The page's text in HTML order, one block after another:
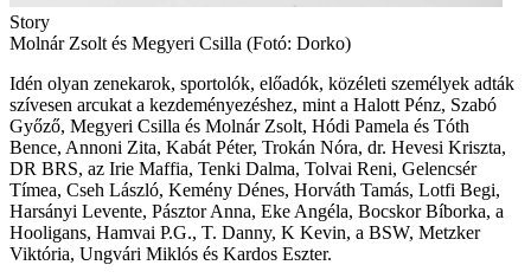
Story
Molnár Zsolt és Megyeri Csilla (Fotó: Dorko)
Idén olyan zenekarok, sportolók, előadók, közéleti személyek adták
szívesen arcukat a kezdeményezéshez, mint a Halott Pénz, Szabó
Győző, Megyeri Csilla és Molnár Zsolt, Hódi Pamela és Tóth
Bence, Annoni Zita, Kabát Péter, Trokán Nóra, dr. Hevesi Kriszta,
DR BRS, az Irie Maffia, Tenki Dalma, Tolvai Reni, Gelencsér
Tímea, Cseh László, Kemény Dénes, Horváth Tamás, Lotfi Begi,
Harsányi Levente, Pásztor Anna, Eke Angéla, Bocskor Bíborka, a
Hooligans, Hamvai P.G., T. Danny, K Kevin, a BSW, Metzker
Viktória, Ungvári Miklós és Kardos Eszter.